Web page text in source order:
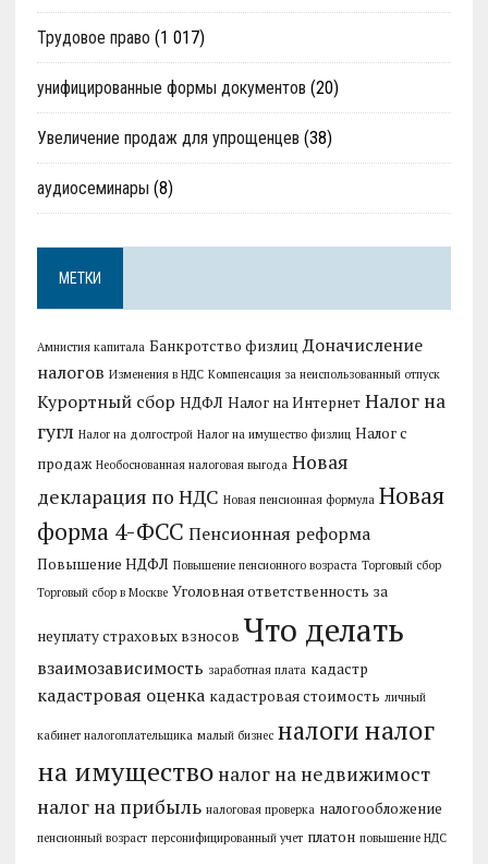
Трудовое право (1 017)
унифицированные формы документов (20)
Увеличение продаж для упрощенцев (38)
аудиосеминары (8)
МЕТКИ
Амнистия капитала Банкротство физлиц Доначисление
налогов Изменения в НДС Компенсация за неиспользованный отпуск
Курортный сбор НДФЛ Налог на Интернет Налог на
гугл Налог на долгострой Налог на имущество физлиц Налог с
продаж Необоснованная налоговая выгода Новая
декларация по НДС Новая пенсионная формула Новая
форма 4-ФСС Пенсионная реформа
Повышение НДФЛ Повышение пенсионного возраста Торговый сбор
Торговый сбор в Москве Уголовная ответственность за
неуплату страховых взносов Что делать
взаимозависимость заработная плата кадастр
кадастровая оценка кадастровая стоимость личный
кабинет налогоплательщика малый бизнес налоги налог
на имущество налог на недвижимост
налог на прибыль налоговая проверка налогообложение
пенсионный возраст персонифицированный учет платон повышение НДС